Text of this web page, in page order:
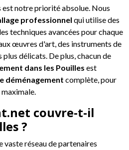
notre priorité absolue. Nous
professionnel qui utilise des
techniques avancées pour chaque
œuvres d'art, des instruments de
délicats. De plus, chacun de
dans les Pouilles est
déménagement complète, pour
couvre-t-il
?
réseau de partenaires